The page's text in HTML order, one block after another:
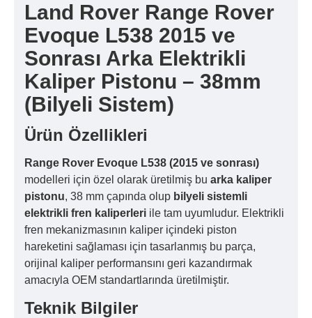
Land Rover Range Rover
Evoque L538 2015 ve
Sonrası Arka Elektrikli
Kaliper Pistonu – 38mm
(Bilyeli Sistem)
Ürün Özellikleri
Range Rover Evoque L538 (2015 ve sonrası)
modelleri için özel olarak üretilmiş bu arka kaliper
pistonu, 38 mm çapında olup bilyeli sistemli
elektrikli fren kaliperleri ile tam uyumludur. Elektrikli
fren mekanizmasının kaliper içindeki piston
hareketini sağlaması için tasarlanmış bu parça,
orijinal kaliper performansını geri kazandırmak
amacıyla OEM standartlarında üretilmiştir.
Teknik Bilgiler